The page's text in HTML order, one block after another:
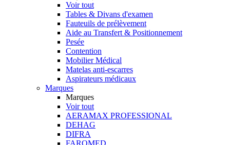
Voir tout
Tables & Divans d'examen
Fauteuils de prélèvement
Aide au Transfert & Positionnement
Pesée
Contention
Mobilier Médical
Matelas anti-escarres
Aspirateurs médicaux
Marques
Marques
Voir tout
AERAMAX PROFESSIONAL
DEHAG
DIFRA
FAROMED